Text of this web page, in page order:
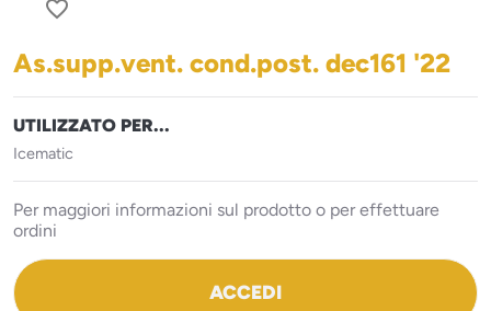
favorite_border
As.supp.vent. cond.post. dec161 '22
UTILIZZATO PER...
Icematic
Per maggiori informazioni sul prodotto o per effettuare
ordini
ACCEDI